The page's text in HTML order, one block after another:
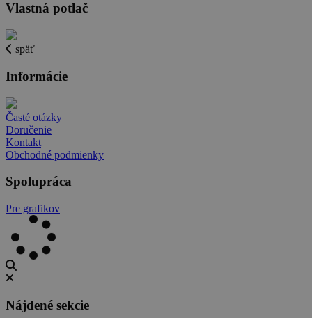
Vlastná potlač
späť
Informácie
Časté otázky
Doručenie
Kontakt
Obchodné podmienky
Spolupráca
Pre grafikov
Nájdené sekcie